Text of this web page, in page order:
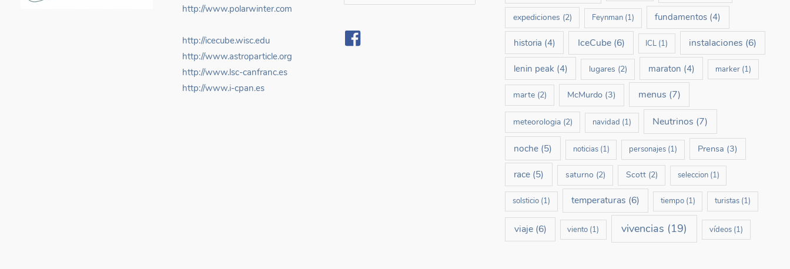
http://www.polarwinter.com
http://icecube.wisc.edu
http://www.astroparticle.org
http://www.lsc-canfranc.es
http://www.i-cpan.es
expediciones (2) Feynman (1) fundamentos (4)
historia (4) IceCube(6) ICL (1) instalaciones (6)
lenin peak (4) lugares (2) maraton (4) marker (1)
marte(2) McMurdo (3) menus (7)
meteorologia(2) navidad (1) Neutrinos (7)
noche (5) noticias(1) personajes (1) Prensa (3)
race (5) saturno (2) Scott(2) seleccion(1)
solsticio (1) temperaturas (6) tiempo(1) turistas (1)
viaje(6) viento (1) vivencias (19) vídeos (1)